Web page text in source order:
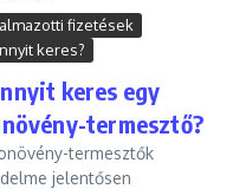
fizetések
keres?
keres egy
termesztő?
termesztők
jelentősen